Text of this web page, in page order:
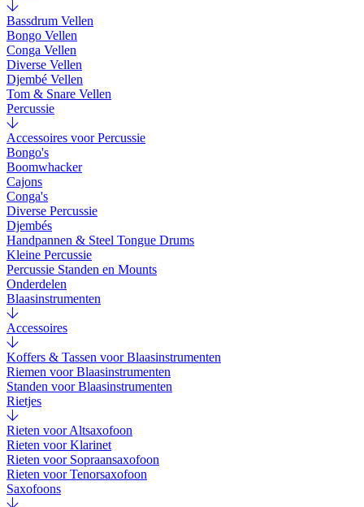
Bassdrum Vellen
Bongo Vellen
Conga Vellen
Diverse Vellen
Djembé Vellen
Tom & Snare Vellen
Percussie
Accessoires voor Percussie
Bongo's
Boomwhacker
Cajons
Conga's
Diverse Percussie
Djembés
Handpannen & Steel Tongue Drums
Kleine Percussie
Percussie Standen en Mounts
Onderdelen
Blaasinstrumenten
Accessoires
Koffers & Tassen voor Blaasinstrumenten
Riemen voor Blaasinstrumenten
Standen voor Blaasinstrumenten
Rietjes
Rieten voor Altsaxofoon
Rieten voor Klarinet
Rieten voor Sopraansaxofoon
Rieten voor Tenorsaxofoon
Saxofoons